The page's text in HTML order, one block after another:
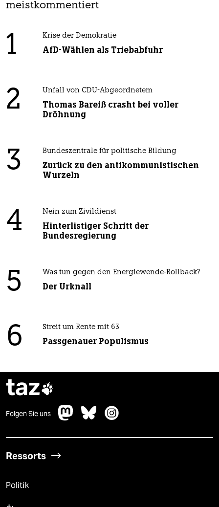
meistkommentiert
1 Krise der Demokratie
AfD-Wählen als Triebabfuhr
2 Unfall von CDU-Abgeordnetem
Thomas Bareiß crasht bei voller
Dröhnung
3 Bundeszentrale für politische Bildung
Zurück zu den antikommunistischen
Wurzeln
4 Nein zum Zivildienst
Hinterlistiger Schritt der
Bundesregierung
5 Was tun gegen den Energiewende-Rollback?
Der Urknall
6 Streit um Rente mit 63
Passgenauer Populismus
taz
Folgen Sie uns
Ressorts
Politik